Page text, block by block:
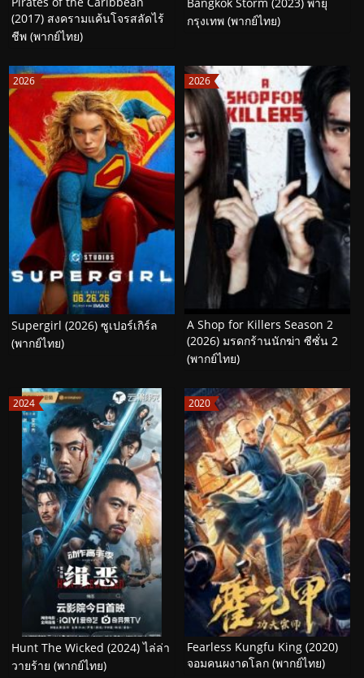
(2017) สงครามแค้นโจรสลัดไร้
ชีพ (พากย์ไทย)
กรุงเทพ (พากย์ไทย)
2026
Supergirl (2026) ซูเปอร์เกิร์ล
(พากย์ไทย)
2026
A Shop for Killers Season 2
(2026) มรดกร้านนักฆ่า ซีซั่น 2
(พากย์ไทย)
2024
Hunt The Wicked (2024) ไล่ล่า
วายร้าย (พากย์ไทย)
2020
Fearless Kungfu King (2020)
จอมคนผงาดโลก (พากย์ไทย)